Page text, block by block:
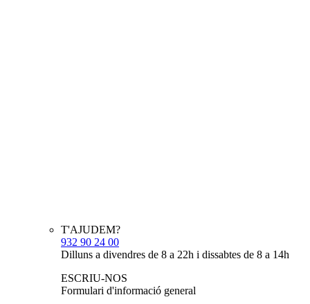
T'AJUDEM?
932 90 24 00
Dilluns a divendres de 8 a 22h i dissabtes de 8 a 14h
ESCRIU-NOS
Formulari d'informació general